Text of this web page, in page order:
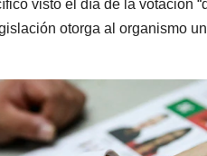
visto el día de la votación
otorga al organismo un